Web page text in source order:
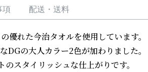
項 配送・送料
優れた今治タオルを使用しています。
DGの大人カラー2色が加わりました。
スタイリッシュな仕上がりです。